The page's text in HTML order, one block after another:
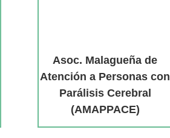
Asoc. Malagueña de
Atención a Personas con
Parálisis Cerebral
(AMAPPACE)